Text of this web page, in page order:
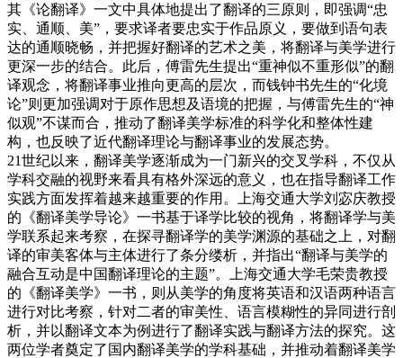
其《论翻译》一文中具体地提出了翻译的三原则，即强调“忠
实、通顺、美”，要求译者要忠实于作品原义，要做到语句表
达的通顺晓畅，并把握好翻译的艺术之美，将翻译与美学进行
更深一步的结合。此后，傅雷先生提出“重神似不重形似”的翻
译观念，将翻译事业推向更高的层次，而钱钟书先生的“化境
论”则更加强调对于原作思想及语境的把握，与傅雷先生的“神
似观”不谋而合，推动了翻译美学标准的科学化和整体性建
构，也反映了近代翻译理论与翻译事业的发展态势。
21世纪以来，翻译美学逐渐成为一门新兴的交叉学科，不仅从
学科交融的视野来看具有格外深远的意义，也在指导翻译工作
实践方面发挥着越来越重要的作用。上海交通大学刘宓庆教授
的《翻译美学导论》一书基于译学比较的视角，将翻译学与美
学联系起来考察，在探寻翻译学的美学渊源的基础之上，对翻
译的审美客体与主体进行了条分缕析，并指出“翻译与美学的
融合互动是中国翻译理论的主题”。上海交通大学毛荣贵教授
的《翻译美学》一书，则从美学的角度将英语和汉语两种语言
进行对比考察，针对二者的审美性、语言模糊性的异同进行剖
析，并以翻译文本为例进行了翻译实践与翻译方法的探究。这
两位学者奠定了国内翻译美学的学科基础，并推动着翻译美学